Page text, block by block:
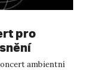
pro
ambientní